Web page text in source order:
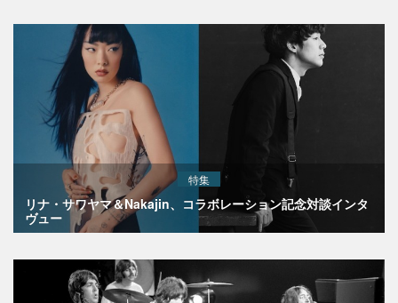
特集
リナ・サワヤマ＆Nakajin、コラボレーション記念対談インタ
ヴュー